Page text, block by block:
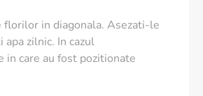
in diagonala. Asezati-le
zilnic. In cazul
care au fost pozitionate